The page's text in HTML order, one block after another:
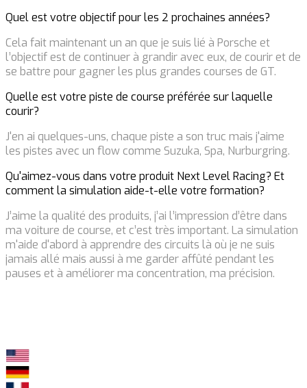
Quel est votre objectif pour les 2 prochaines années?
Cela fait maintenant un an que je suis lié à Porsche et
l’objectif est de continuer à grandir avec eux, de courir et de
se battre pour gagner les plus grandes courses de GT.
Quelle est votre piste de course préférée sur laquelle
courir?
J'en ai quelques-uns, chaque piste a son truc mais j'aime
les pistes avec un flow comme Suzuka, Spa, Nurburgring.
Qu'aimez-vous dans votre produit Next Level Racing? Et
comment la simulation aide-t-elle votre formation?
J’aime la qualité des produits, j’ai l’impression d’être dans
ma voiture de course, et c’est très important. La simulation
m'aide d'abord à apprendre des circuits là où je ne suis
jamais allé mais aussi à me garder affûté pendant les
pauses et à améliorer ma concentration, ma précision.